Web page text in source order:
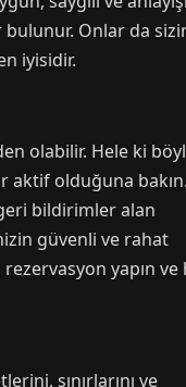
Onlar da
iyisidir.
olabilir. Hele ki
olduğuna
bildirimler alan
güvenli ve rahat
yapın ve
sınırlarını ve